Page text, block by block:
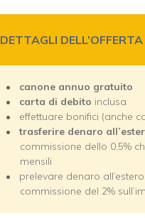
DETTAGLI DELL’OFFERTA
canone annuo gratuito
carta di debito inclusa
effettuare bonifici (anche
trasferire denaro
commissione dello 0,5%
mensili
prelevare denaro
commissione del 2%